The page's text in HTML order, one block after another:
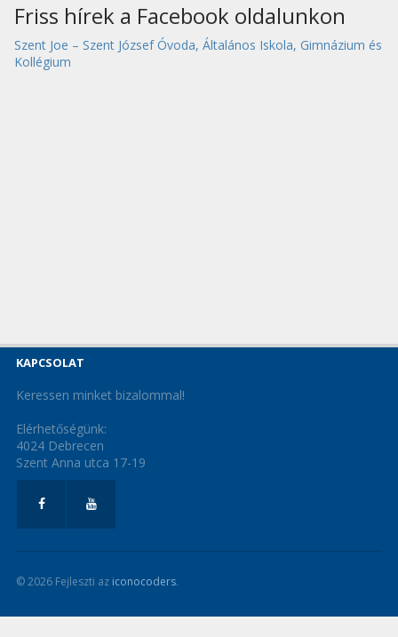
Friss hírek a Facebook oldalunkon
Szent Joe – Szent József Óvoda, Általános Iskola, Gimnázium és
Kollégium
KAPCSOLAT
Keressen minket bizalommal!
Elérhetőségünk:
4024 Debrecen
Szent Anna utca 17-19
© 2026 Fejleszti az iconocoders.